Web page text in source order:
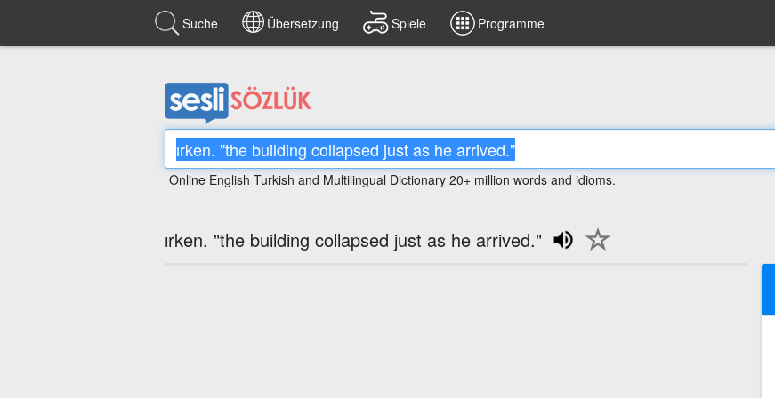
Suche Übersetzung Spiele Programme
Online English Turkish and Multilingual Dictionary 20+ million words and idioms.
ırken. "the building collapsed just as he arrived."